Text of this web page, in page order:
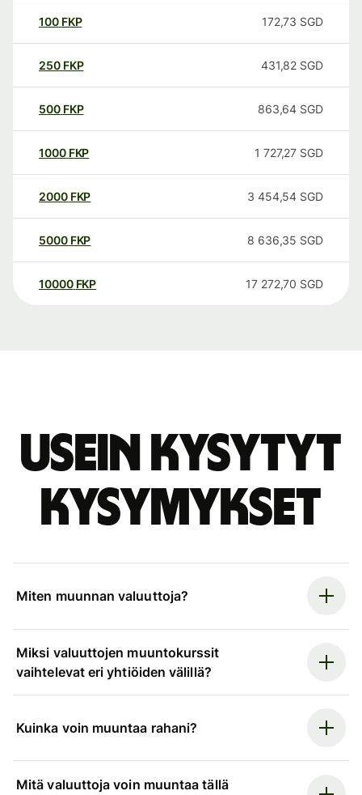
100 FKP 172,73 SGD
250 FKP 431,82 SGD
500 FKP 863,64 SGD
1000 FKP 1 727,27 SGD
2000 FKP 3 454,54 SGD
5000 FKP 8 636,35 SGD
10000 FKP 17 272,70 SGD
Usein kysytyt
kysymykset
Miten muunnan valuuttoja?
Miksi valuuttojen muuntokurssit
vaihtelevat eri yhtiöiden välillä?
Kuinka voin muuntaa rahani?
Mitä valuuttoja voin muuntaa tällä